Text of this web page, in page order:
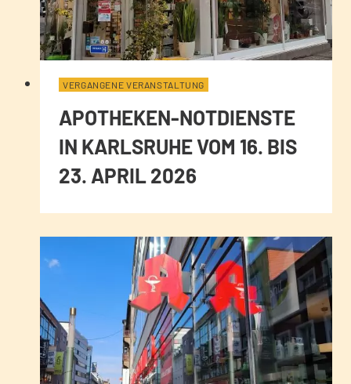
VERGANGENE VERANSTALTUNG
APOTHEKEN-NOTDIENSTE
IN KARLSRUHE VOM 16. BIS
23. APRIL 2026